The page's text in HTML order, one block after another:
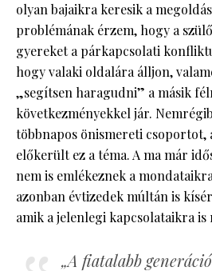
olyan bajaikra keresik a
problémának érzem, hogy a
gyereket a párkapcsolati
hogy valaki oldalára álljon,
„segítsen haragudni” a másik
következményekkel jár.
többnapos önismereti csoportot,
előkerült ez a téma. A ma már
nem is emlékeznek a
azonban évtizedek múltán is
amik a jelenlegi kapcsolataikra is
„A fiatalabb